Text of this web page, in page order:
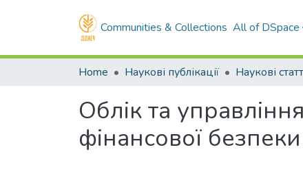
Communities & Collections All of DSpace
Home Наукові публікації Наукові
Облік та
фінансової